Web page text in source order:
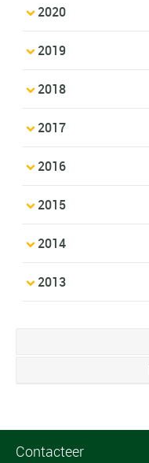
2020
2019
2018
2017
2016
2015
2014
2013
Contacteer